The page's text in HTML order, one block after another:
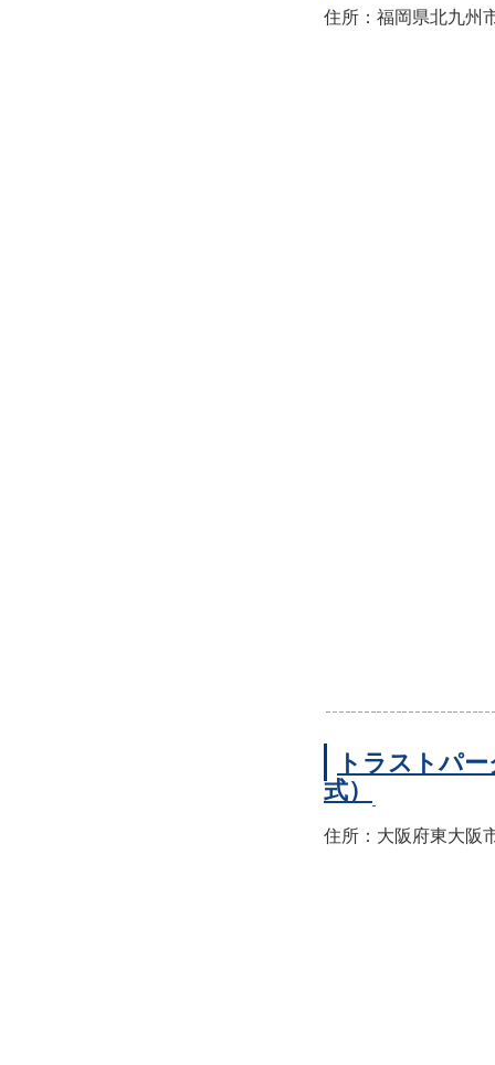
住所：福岡県北九州
トラストパ
式）
住所：大阪府東大阪